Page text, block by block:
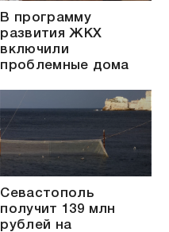
В программу
развития ЖКХ
включили
проблемные дома
Севастополь
получит 139 млн
рублей на